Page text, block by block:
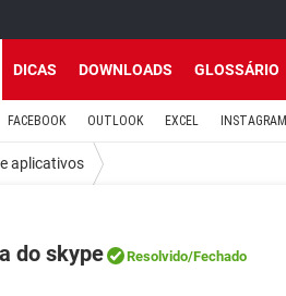
DICAS DOWNLOADS GLOSSÁRIO
FACEBOOK OUTLOOK EXCEL INSTAGRAM
aplicativos
do skype Resolvido/Fechado